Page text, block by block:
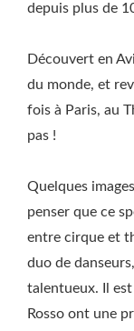
depuis plus de
Découvert en
du monde, et
fois à Paris, au
pas !
Quelques
penser que ce
entre cirque et
duo de
talentueux. Il
Rosso ont une